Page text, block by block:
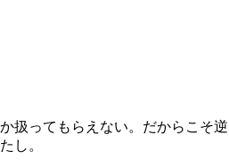
扱ってもらえない。だからこそ
し。